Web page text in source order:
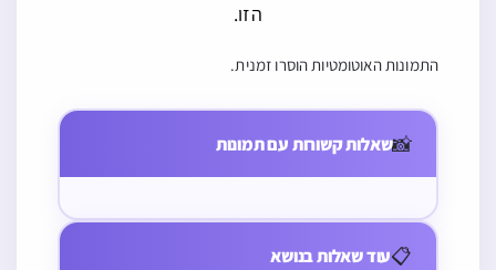
הזו.
התמונות האוטומטיות הוסרו זמנית.
📸שאלות קשורות עם תמונות
ממונות
שלו ואדם אחר
הוא חייב
דיין האמת
📋עוד שאלות בנושא